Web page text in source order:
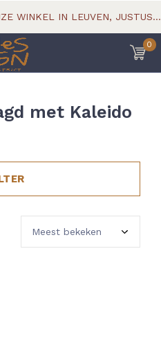
0
IN LEUVEN, JUSTUS LIPSIUSSTRAAT 18
met Kaleido